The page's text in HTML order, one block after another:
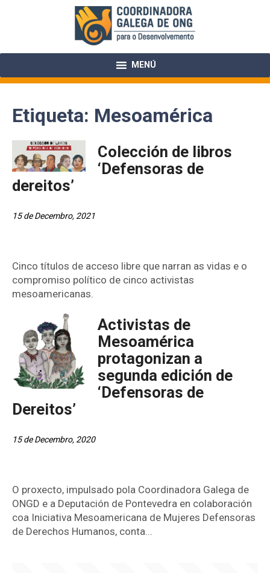
MENÚ
Etiqueta: Mesoamérica
Colección de libros
‘Defensoras de
dereitos’
15 de Decembro, 2021
Cinco títulos de acceso libre que narran as vidas e o
compromiso político de cinco activistas
mesoamericanas.
Activistas de
Mesoamérica
protagonizan a
segunda edición de
‘Defensoras de
Dereitos’
15 de Decembro, 2020
O proxecto, impulsado pola Coordinadora Galega de
ONGD e a Deputación de Pontevedra en colaboración
coa Iniciativa Mesoamericana de Mujeres Defensoras
de Derechos Humanos, conta...